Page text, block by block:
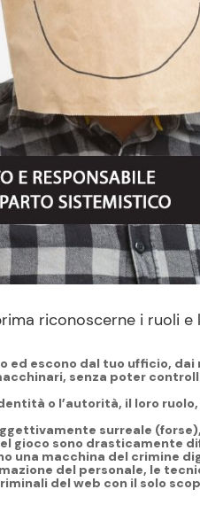
riconoscerne i ruoli
ed escono dal tuo ufficio,
senza poter
o l’autorità, il loro
surreale (forse),
gioco sono drasticamente
una macchina del crimine
del personale, le
del web con il solo scopo